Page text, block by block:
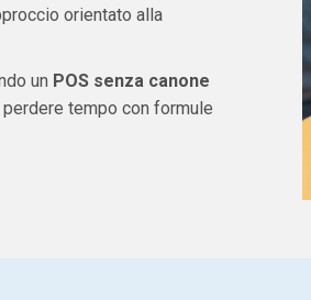
orientato alla
un POS senza canone
tempo con formule